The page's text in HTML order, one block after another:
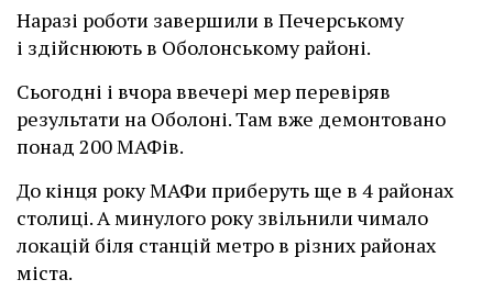
Наразі роботи завершили в Печерському
і здійснюють в Оболонському районі.
Сьогодні і вчора ввечері мер перевіряв
результати на Оболоні. Там вже демонтовано
понад 200 МАФів.
До кінця року МАФи приберуть ще в 4 районах
столиці. А минулого року звільнили чимало
локацій біля станцій метро в різних районах
міста.